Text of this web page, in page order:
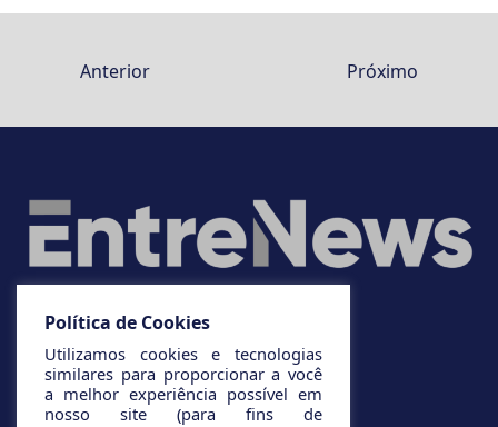
Anterior Próximo
Política de Cookies
Utilizamos cookies e tecnologias
similares para proporcionar a você
a melhor experiência possível em
nosso site (para fins de